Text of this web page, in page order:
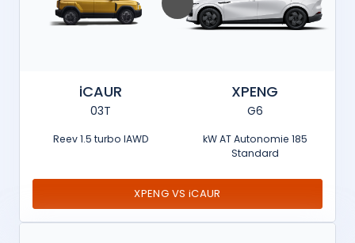
XPENG
G6
185 kW AT Autonomie
Standard
iCAUR
03T
Reev 1.5 turbo IAWD
XPENG VS iCAUR